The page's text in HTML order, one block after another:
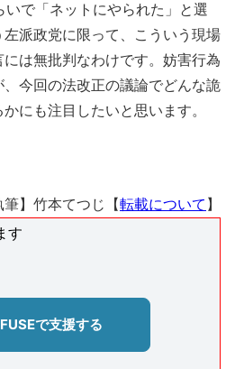
で「ネットにやられた」と選
派政党に限って、こういう現場
は無批判なわけです。妨害行為
今回の法改正の議論でどんな詭
にも注目したいと思います。
筆】竹本てつじ【転載について 】
す